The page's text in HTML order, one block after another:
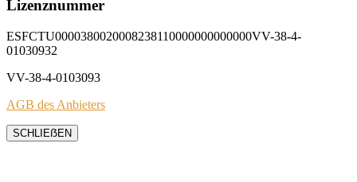
Lizenznummer
ESFCTU0000380020008238110000000000000VV-38-4-
01030932
VV-38-4-0103093
AGB des Anbieters
SCHLIEẞEN